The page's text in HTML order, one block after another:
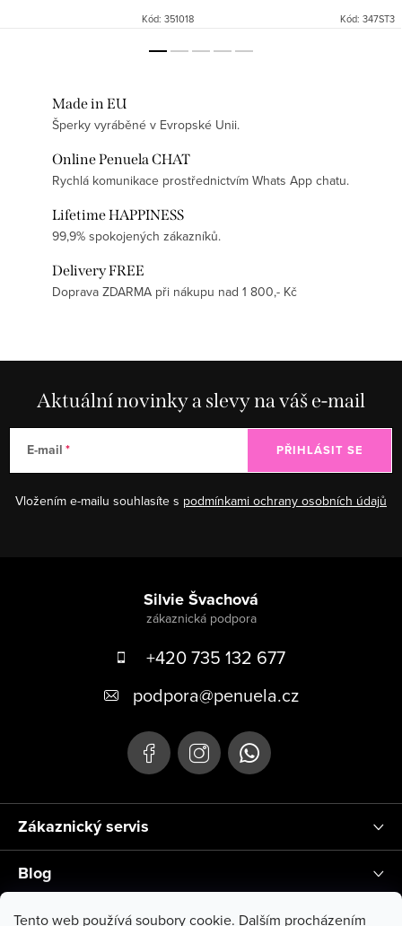
Tento web používá soubory cookie. Dalším procházením
a dynamiku. Onyx,...
Kód: 351018
každým tvým krokem a dodává...
Kód: 347ST3
Made in EU
Šperky vyráběné v Evropské Unii.
Online Penuela CHAT
Rychlá komunikace prostřednictvím Whats App chatu.
Lifetime HAPPINESS
99,9% spokojených zákazníků.
Delivery FREE
Doprava ZDARMA při nákupu nad 1 800,- Kč
Aktuální novinky a slevy na váš e-mail
E-mail
Vložením e-mailu souhlasíte s podmínkami ochrany osobních údajů
PŘIHLÁSIT SE
Silvie Švachová
+420 735 132 677
podpora@penuela.cz
Zákaznický servis
Blog
Instagram